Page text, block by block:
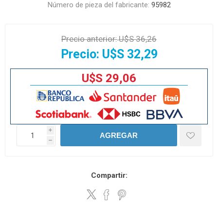
Número de pieza del fabricante: 95982
Precio anterior:U$S 36,26
Precio: U$S 32,29
U$S 29,06
i
h
AGREGAR
Compartir: